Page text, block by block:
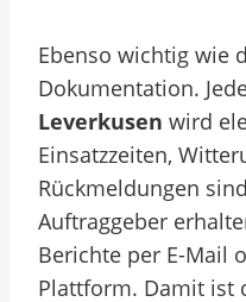
Ebenso wichtig wie
Dokumentation.
Leverkusen wird
Einsatzzeiten,
Rückmeldungen
Auftraggeber
Berichte per E-Mail
Plattform. Damit ist